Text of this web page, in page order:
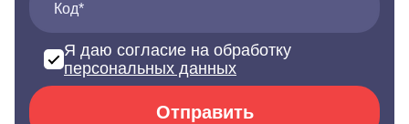
Код*
Я даю согласие на обработку
персональных данных
Отправить